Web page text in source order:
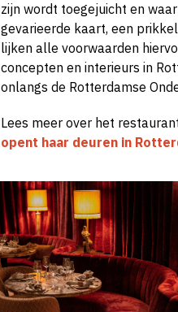
zijn wordt toegejuicht en
gevarieerde kaart, een
lijken alle voorwaarden
concepten en interieurs in
onlangs de Rotterdamse
Lees meer over het
opent haar deuren in